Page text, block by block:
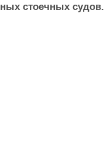
стоечных судов.